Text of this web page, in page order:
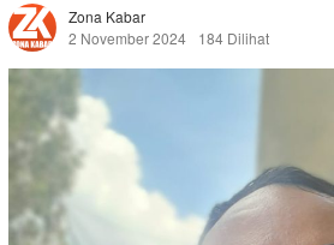
Zona Kabar
2 November 2024
184 Dilihat